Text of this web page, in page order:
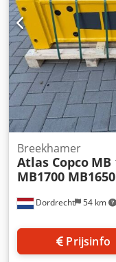
Dordrecht 54 km
Breekhamer
Atlas Copco MB
MB1700 MB1650
Prijsinfo